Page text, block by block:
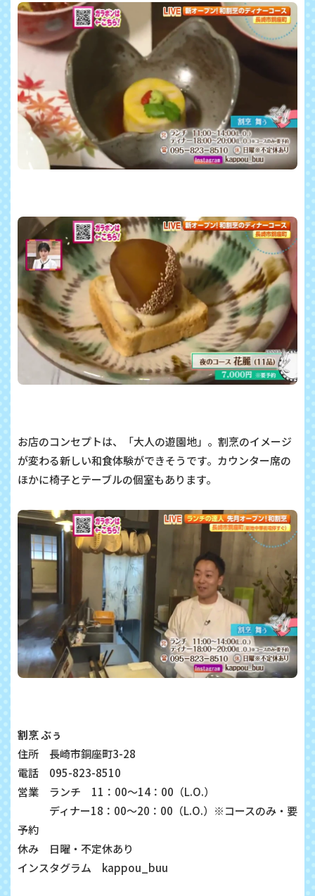
お店のコンセプトは、「大人の遊園地」。割烹のイメージ
が変わる新しい和食体験ができそうです。カウンター席の
ほかに椅子とテーブルの個室もあります。
割烹 ぶぅ
住所 長崎市銅座町3-28
電話 095-823-8510
営業 ランチ 11：00～14：00（L.O.）
ディナー18：00～20：00 （L.O.）※コースのみ・要
予約
休み 日曜・不定休あり
インスタグラム kappou_buu